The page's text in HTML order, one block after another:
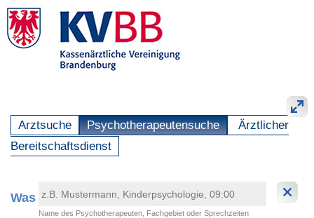
Arztsuche Psychotherapeutensuche
Ärztlicher
Bereitschaftsdienst
Was
Name des Psychotherapeuten, Fachgebiet oder Sprechzeiten